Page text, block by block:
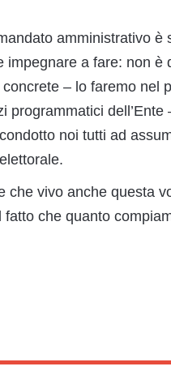
amministrativo
impegnare a fare: non è
– lo faremo nel
programmatici
noi tutti ad
che vivo anche questa
che quanto